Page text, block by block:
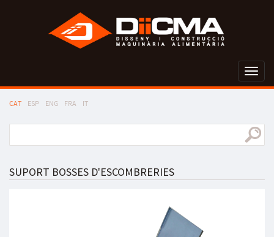
CAT ESP ENG FRA IT
SUPORT BOSSES D'ESCOMBRERIES